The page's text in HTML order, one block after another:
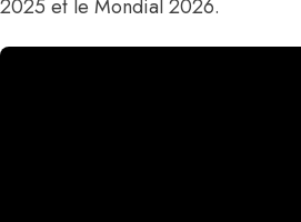
2025 et le Mondial 2026.